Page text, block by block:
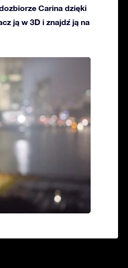
Carina dzięki
ją w 3D i znajdź ją na